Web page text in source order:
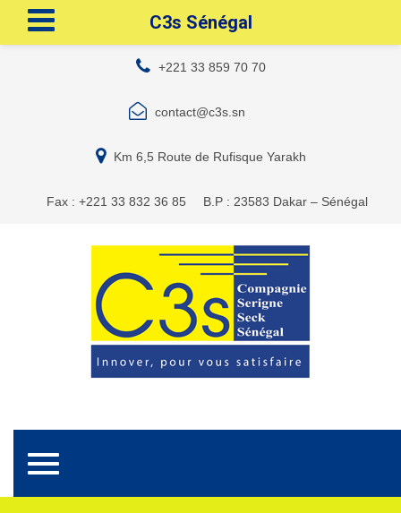
+221 33 859 70 70
contact@c3s.sn
Km 6,5 Route de Rufisque Yarakh
Fax : +221 33 832 36 85 B.P : 23583 Dakar – Sénégal
Toggle navigation
C3s Sénégal